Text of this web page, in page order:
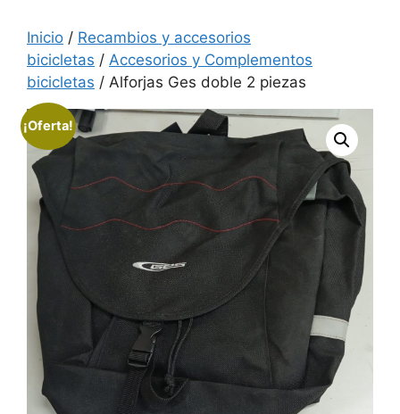
Inicio / Recambios y accesorios
bicicletas / Accesorios y Complementos
bicicletas / Alforjas Ges doble 2 piezas
¡Oferta!